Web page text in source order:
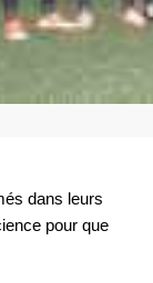
dans leurs
pour que